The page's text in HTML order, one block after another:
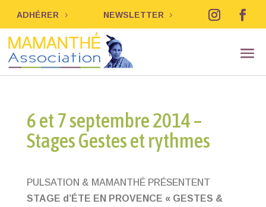
ADHÉRER NEWSLETTER
6 et 7 septembre 2014 –
Stages Gestes et rythmes
PULSATION & MAMANTHÉ PRÉSENTENT
STAGE d’ÉTE EN PROVENCE « GESTES &